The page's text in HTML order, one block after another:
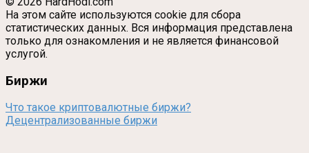
На этом сайте используются cookie для сбора
статистических данных. Вся информация представлена
только для ознакомления и не является финансовой
услугой.
Биржи
Что такое криптовалютные биржи?
Децентрализованные биржи